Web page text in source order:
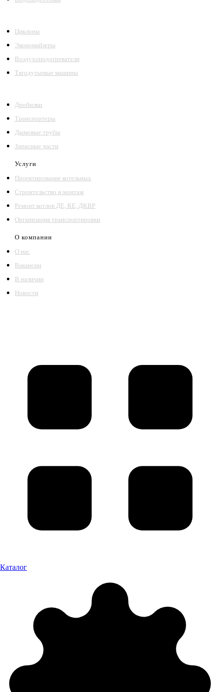
Циклоны
Экономайзеры
Воздухоподогреватели
Тягодутьевые машины
Дробилки
Транспортеры
Дымовые трубы
Запасные части
Услуги
Проектирование котельных
Строительство и монтаж
Ремонт котлов ДЕ, КЕ, ДКВР
Организация транспортировки
О компании
О нас
Вакансии
В наличии
Новости
Каталог